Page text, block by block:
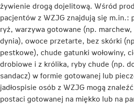
żywienie drogą dojelitową. Wśród
pacjentów z WZJG znajdują się m.in.:
ryż, warzywa gotowane (np.
dynia), owoce przetarte, bez skórki
pestkowe), chude gatunki wołowiny,
drobiowe i z królika, ryby chude (np.
sandacz) w formie gotowanej lub
jadłospisie osób z WZJG mogą
postaci gotowanej na miękko lub na